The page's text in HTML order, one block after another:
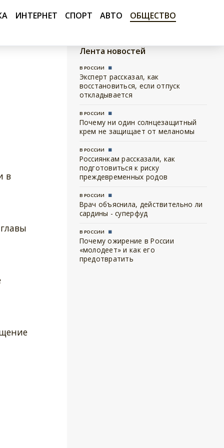
ИНТЕРНЕТ СПОРТ АВТО ОБЩЕСТВО
в
Лента новостей
В РОССИИ
Эксперт рассказал, как
восстановиться, если отпуск
откладывается
В РОССИИ
Почему ни один солнцезащитный
крем не защищает от меланомы
В РОССИИ
Россиянкам рассказали, как
подготовиться к риску
преждевременных родов
В РОССИИ
Врач объяснила, действительно ли
сардины - суперфуд
В РОССИИ
Почему ожирение в России
«молодеет» и как его
предотвратить